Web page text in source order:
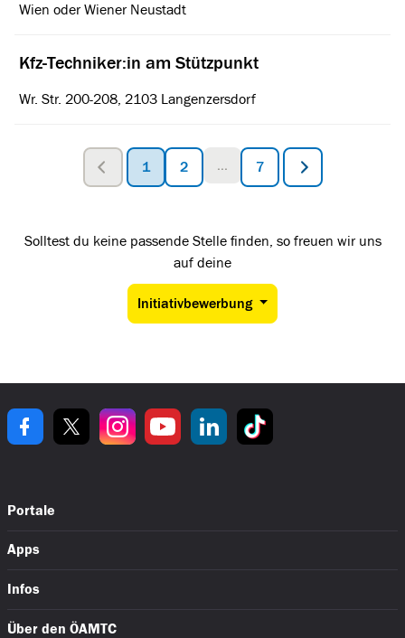
Wien oder Wiener Neustadt
Kfz-Techniker:in am Stützpunkt
Wr. Str. 200-208, 2103 Langenzersdorf
1 2 ... 7
Solltest du keine passende Stelle finden, so freuen wir uns
auf deine
Initiativbewerbung
Portale
Fahrtechnik
Campingclub
Reisebüro
Apps
Meine Reise
Infos
Über den ÖAMTC